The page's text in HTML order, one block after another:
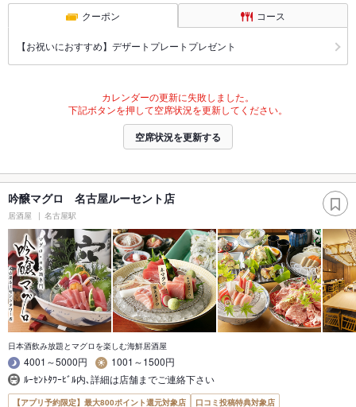
クーポン コース
【お祝いにおすすめ】デザートプレートプレゼント
カレンダーの更新に失敗しました。
下記ボタンを押して空席状況を更新してください。
空席状況を更新する
吟醸マグロ 名古屋ルーセント店
居酒屋 名古屋駅
日本酒飲み放題とマグロを楽しむ海鮮居酒屋
4001～5000円
1001～1500円
ﾙｰｾﾝﾄﾀﾜｰﾋﾞﾙ内､詳細は店舗までご連絡下さい
【アプリ予約限定】最大800ポイント還元対象店
口コミ投稿特典対象店